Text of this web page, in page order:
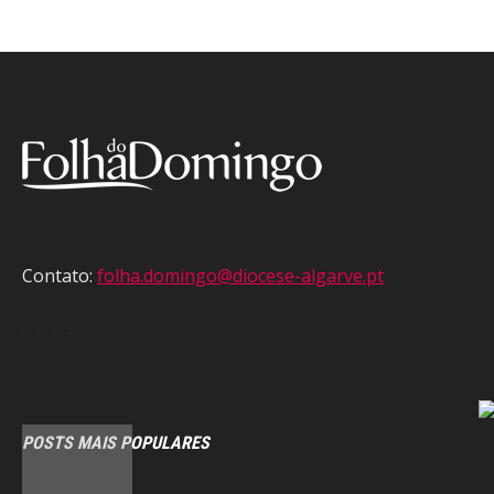
Contato: folha.domingo@diocese-algarve.pt
POSTS MAIS POPULARES